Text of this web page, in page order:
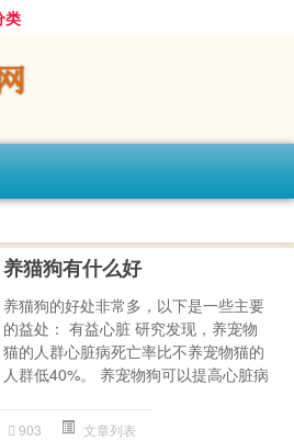
类
养猫狗有什么好
养猫狗的好处非常多，以下是一些主要
的益处： 有益心脏 研究发现，养宠物
猫的人群心脏病死亡率比不养宠物猫的
人群低40%。 养宠物狗可以提高心脏病
903 文章列表